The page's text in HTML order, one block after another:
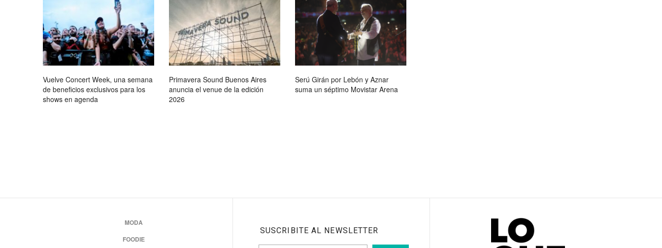
Vuelve Concert Week, una semana
de beneficios exclusivos para los
shows en agenda
Primavera Sound Buenos Aires
anuncia el venue de la edición
2026
Serú Girán por Lebón y Aznar
suma un séptimo Movistar Arena
MODA
FOODIE
SUSCRIBITE AL NEWSLETTER